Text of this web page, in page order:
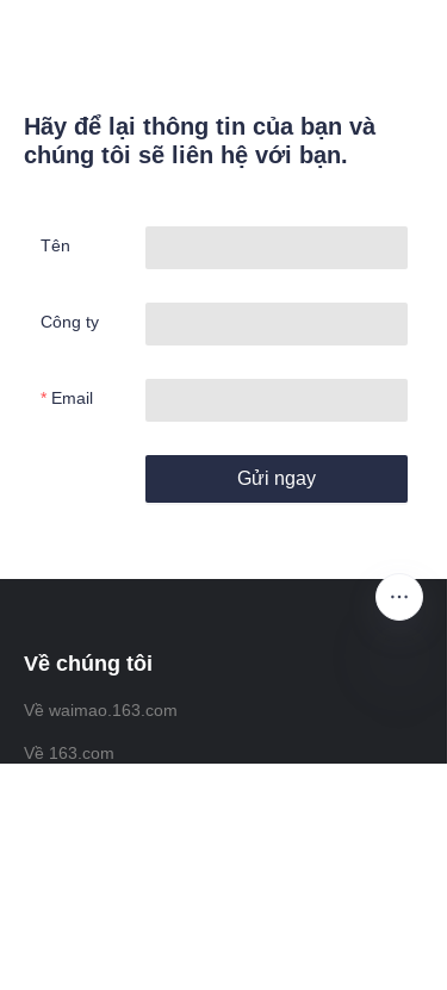
Hãy để lại thông tin của bạn và
chúng tôi sẽ liên hệ với bạn.
Tên
Công ty
Email
Gửi ngay
Về chúng tôi
Về waimao.163.com
Về 163.com
VI